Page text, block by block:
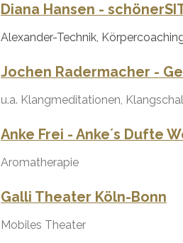
Diana Hansen -
Alexander-Technik,
Jochen Radermacher -
u.a. Klangmeditationen,
Anke Frei - Anke´s Dufte
Aromatherapie
Galli Theater Köln-Bonn
Mobiles Theater